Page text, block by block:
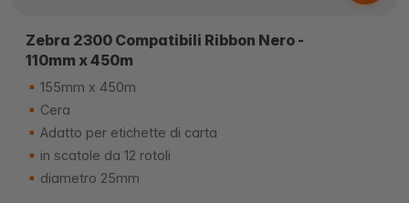
Zebra 2300 Compatibili Ribbon Nero -
110mm x 450m
155mm x 450m
Cera
Adatto per etichette di carta
in scatole da 12 rotoli
diametro 25mm